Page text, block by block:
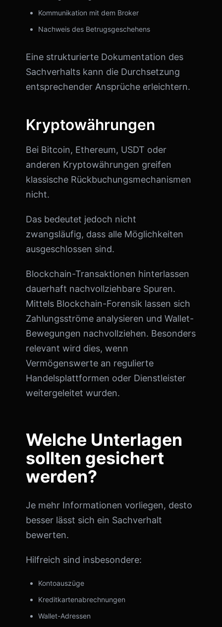
Kommunikation mit dem Broker
Nachweis des Betrugsgeschehens
Eine strukturierte Dokumentation des
Sachverhalts kann die Durchsetzung
entsprechender Ansprüche erleichtern.
Kryptowährungen
Bei Bitcoin, Ethereum, USDT oder
anderen Kryptowährungen greifen
klassische Rückbuchungsmechanismen
nicht.
Das bedeutet jedoch nicht
zwangsläufig, dass alle Möglichkeiten
ausgeschlossen sind.
Blockchain-Transaktionen hinterlassen
dauerhaft nachvollziehbare Spuren.
Mittels Blockchain-Forensik lassen sich
Zahlungsströme analysieren und Wallet-
Bewegungen nachvollziehen. Besonders
relevant wird dies, wenn
Vermögenswerte an regulierte
Handelsplattformen oder Dienstleister
weitergeleitet wurden.
Welche Unterlagen
sollten gesichert
werden?
Je mehr Informationen vorliegen, desto
besser lässt sich ein Sachverhalt
bewerten.
Hilfreich sind insbesondere:
Kontoauszüge
Kreditkartenabrechnungen
Wallet-Adressen